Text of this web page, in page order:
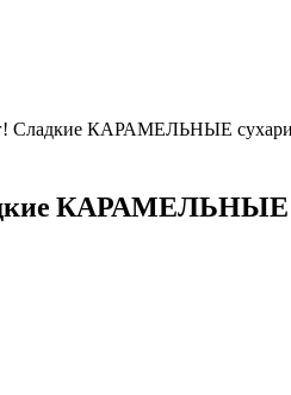
Сладкие КАРАМЕЛЬНЫЕ
КАРАМЕЛЬНЫЕ